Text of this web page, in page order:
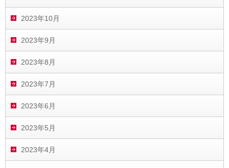
2023年10月
2023年9月
2023年8月
2023年7月
2023年6月
2023年5月
2023年4月